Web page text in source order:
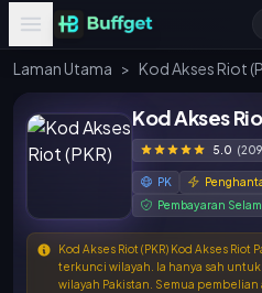
Laman Utama > Kod Akses Riot
Kod Akses
5.0
PK
Pembayaran
Kod Akses Riot (PKR) Kod Akses
terkunci wilayah. Ia hanya sah
wilayah Pakistan. Semua pembelian